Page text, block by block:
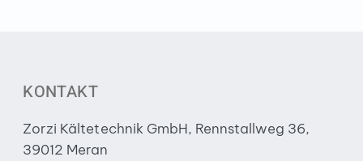
KONTAKT
Zorzi Kältetechnik GmbH, Rennstallweg 36,
39012 Meran